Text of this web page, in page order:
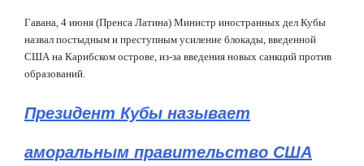
Гавана, 4 июня (Пренса Латина) Министр иностранных дел Кубы
назвал постыдным и преступным усиление блокады, введенной
США на Карибском острове, из-за введения новых санкций против
образований.
Президент Кубы называет
аморальным правительство США